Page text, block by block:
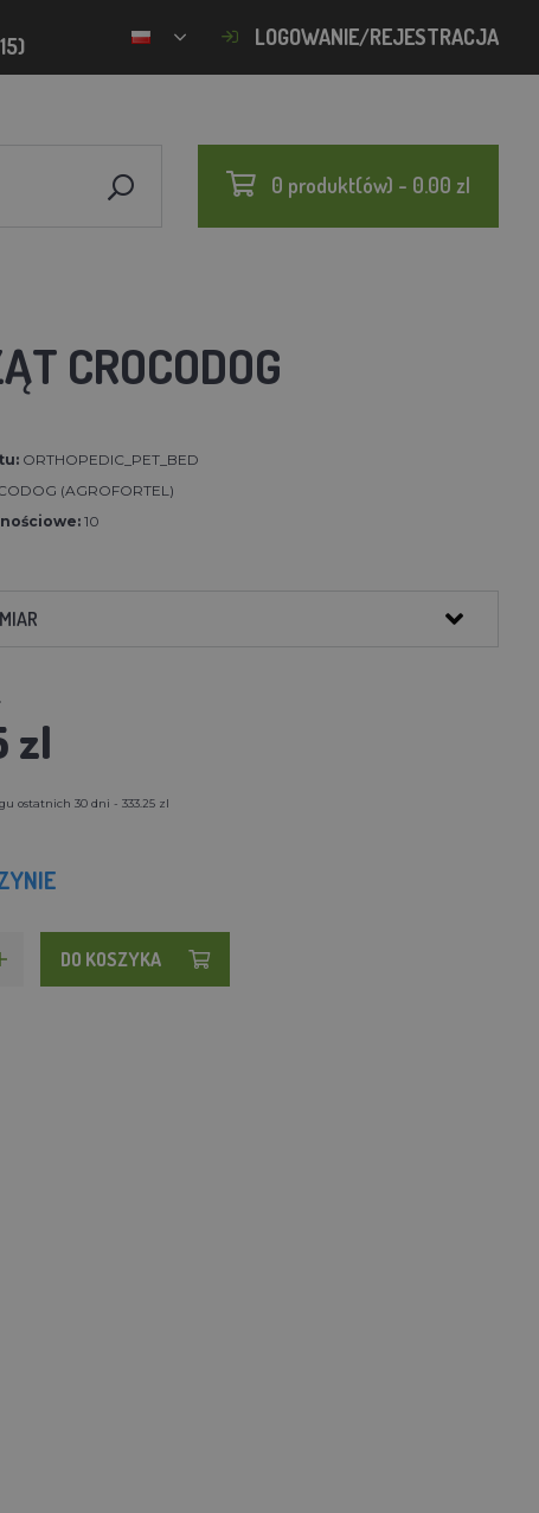
LOGOWANIE/REJESTRACJA
0 produkt(ów) - 0.00 zl
CROCODOG
ORTHOPEDIC_PET_BED
(AGROFORTEL)
10
zl
ostatnich 30 dni - 333.25 zl
DO KOSZYKA